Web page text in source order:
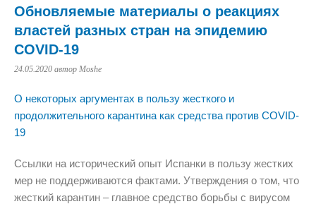
Обновляемые материалы о реакциях
властей разных стран на эпидемию
COVID-19
24.05.2020 автор Moshe
О некоторых аргументах в пользу жесткого и
продолжительного карантина как средства против COVID-
19
Ссылки на исторический опыт Испанки в пользу жестких
мер не поддерживаются фактами. Утверждения о том, что
жесткий карантин – главное средство борьбы с вирусом